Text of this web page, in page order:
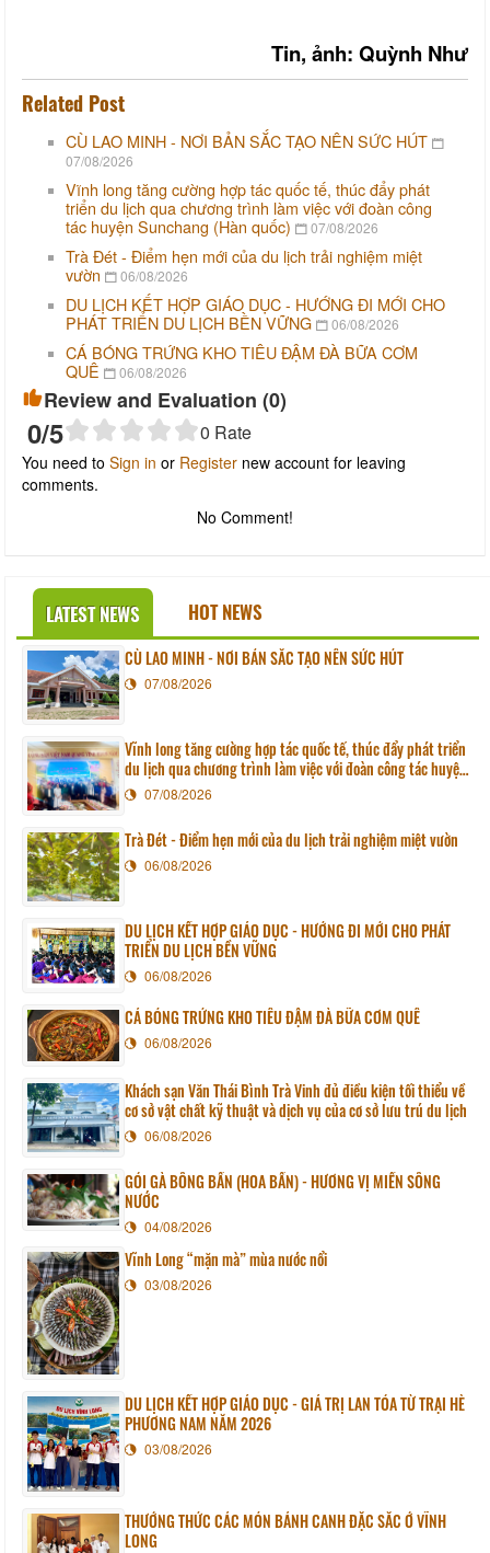
Tin, ảnh: Quỳnh Như
Related Post
CÙ LAO MINH - NƠI BẢN SẮC TẠO NÊN SỨC HÚT
07/08/2026
Vĩnh long tăng cường hợp tác quốc tế, thúc đẩy phát
triển du lịch qua chương trình làm việc với đoàn công
tác huyện Sunchang (Hàn quốc)
07/08/2026
Trà Đét - Điểm hẹn mới của du lịch trải nghiệm miệt
vườn
06/08/2026
DU LỊCH KẾT HỢP GIÁO DỤC - HƯỚNG ĐI MỚI CHO
PHÁT TRIỂN DU LỊCH BỀN VỮNG
06/08/2026
CÁ BÓNG TRỨNG KHO TIÊU ĐẬM ĐÀ BỮA CƠM
QUÊ
06/08/2026
Review and Evaluation (0)
0/5 0 Rate
You need to Sign in or Register new account for leaving
comments.
No Comment!
LATEST NEWS HOT NEWS
CÙ LAO MINH - NƠI BẢN SẮC TẠO NÊN SỨC HÚT
07/08/2026
Vĩnh long tăng cường hợp tác quốc tế, thúc đẩy phát triển
du lịch qua chương trình làm việc với đoàn công tác huyện
Sunchang (Hàn quốc)
07/08/2026
Trà Đét - Điểm hẹn mới của du lịch trải nghiệm miệt vườn
06/08/2026
DU LỊCH KẾT HỢP GIÁO DỤC - HƯỚNG ĐI MỚI CHO PHÁT
TRIỂN DU LỊCH BỀN VỮNG
06/08/2026
CÁ BÓNG TRỨNG KHO TIÊU ĐẬM ĐÀ BỮA CƠM QUÊ
06/08/2026
Khách sạn Văn Thái Bình Trà Vinh đủ điều kiện tối thiểu về
cơ sở vật chất kỹ thuật và dịch vụ của cơ sở lưu trú du lịch
06/08/2026
GỎI GÀ BÔNG BẦN (HOA BẦN) - HƯƠNG VỊ MIỀN SÔNG
NƯỚC
04/08/2026
Vĩnh Long “mặn mà” mùa nước nổi
03/08/2026
DU LỊCH KẾT HỢP GIÁO DỤC - GIÁ TRỊ LAN TỎA TỪ TRẠI HÈ
PHƯƠNG NAM NĂM 2026
03/08/2026
THƯỞNG THỨC CÁC MÓN BÁNH CANH ĐẶC SẮC Ở VĨNH
LONG